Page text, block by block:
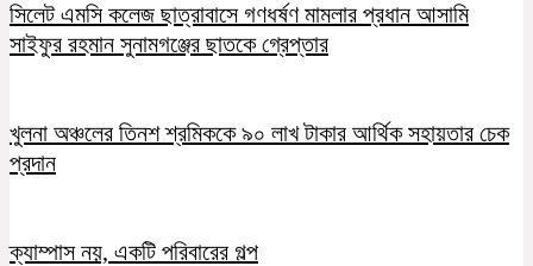
সিলেট এমসি কলেজ ছাত্রাবাসে গণধর্ষণ মামলার প্রধান আসামি
সাইফুর রহমান সুনামগঞ্জের ছাতকে গ্রেপ্তার
খুলনা অঞ্চলের তিনশ শ্রমিককে ৯০ লাখ টাকার আর্থিক সহায়তার চেক
প্রদান
ক্যাম্পাস নয়, একটি পরিবারের গল্প